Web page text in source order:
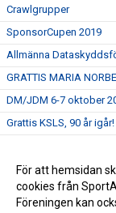
Crawlgrupper
SponsorCupen 2019
Allmänna
GRATTIS MARIA
DM/JDM 6-7 oktober
Grattis KSLS, 90 år igår!
Två nya val i menyn till
För att hemsidan
cookies från
Föreningen kan